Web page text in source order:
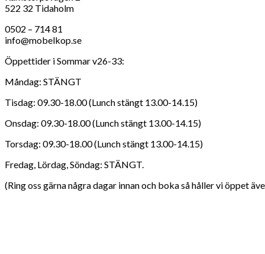
522 32 Tidaholm
0502 – 714 81
info@mobelkop.se
Öppettider i Sommar v26-33:
Måndag: STÄNGT
Tisdag: 09.30-18.00 (Lunch stängt 13.00-14.15)
Onsdag: 09.30-18.00 (Lunch stängt 13.00-14.15)
Torsdag: 09.30-18.00 (Lunch stängt 13.00-14.15)
Fredag, Lördag, Söndag: STÄNGT.
(Ring oss gärna några dagar innan och boka så håller vi öppet